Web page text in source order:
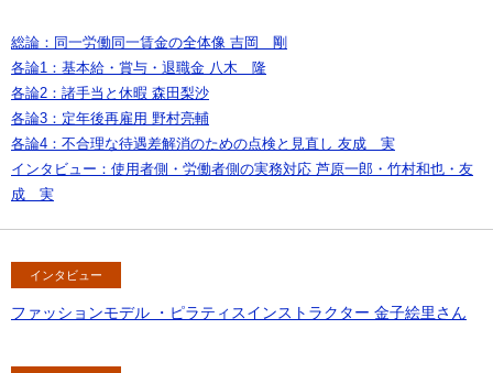
総論：同一労働同一賃金の全体像 吉岡 剛
各論1：基本給・賞与・退職金 八木 隆
各論2：諸手当と休暇 森田梨沙
各論3：定年後再雇用 野村亮輔
各論4：不合理な待遇差解消のための点検と見直し 友成 実
インタビュー：使用者側・労働者側の実務対応 芦原一郎・竹村和也・友
成 実
インタビュー
ファッションモデル ・ピラティスインストラクター 金子絵里さん